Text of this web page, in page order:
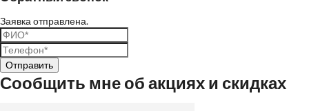
Заявка отправлена.
Сообщить мне об акциях и скидках